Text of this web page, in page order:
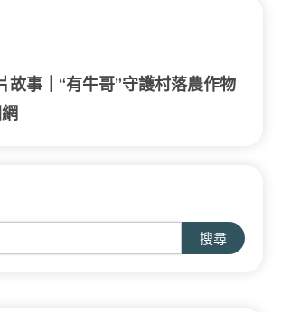
故事｜“有牛哥”守護村落農作物
搜尋